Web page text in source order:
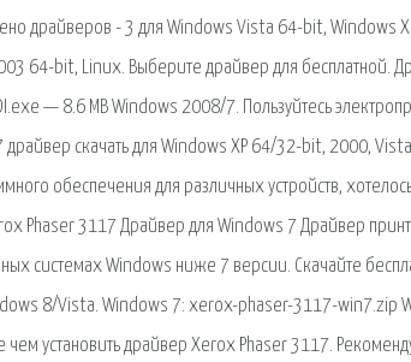
драйверов - 3 для Windows Vista 64-bit, Windows
64-bit, Linux. Выберите драйвер для бесплатной.
— 8.6 MB Windows 2008/7. Пользуйтесь
драйвер скачать для Windows XP 64/32-bit, 2000,
обеспечения для различных устройств,
Phaser 3117 Драйвер для Windows 7 Драйвер
системах Windows ниже 7 версии. Скачайте
8/Vista. Windows 7: xerox-phaser-3117-
установить драйвер Xerox Phaser 3117.